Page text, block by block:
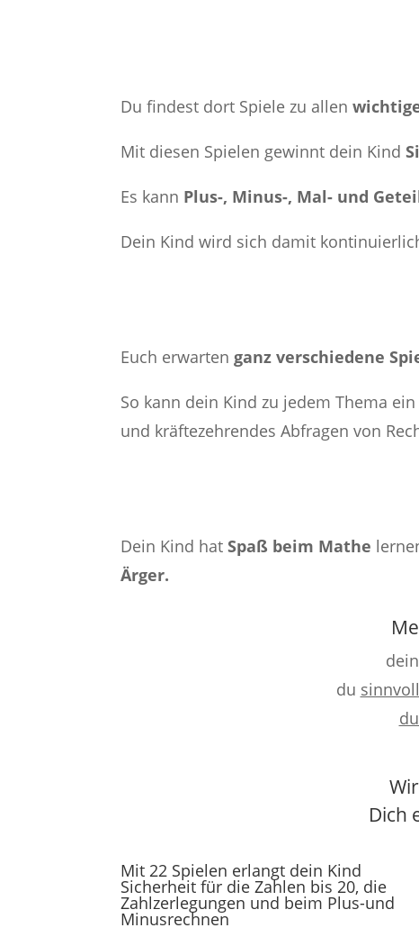
Du findest dort Spiele zu allen
Mit diesen Spielen gewinnt dein Kind
Es kann Plus-, Minus-, Mal- und
Dein Kind wird sich damit
Euch erwartenganz verschiedene
So kann dein Kind zu jedem Thema
und kräftezehrendes Abfragen von
Dein Kind hatSpaß beim Mathe
Ärger.
du
Dich
Mit 22 Spielen erlangt dein Kind
Sicherheit für die Zahlen bis 20, die
Zahlzerlegungen und beim Plus-und
Minusrechnen